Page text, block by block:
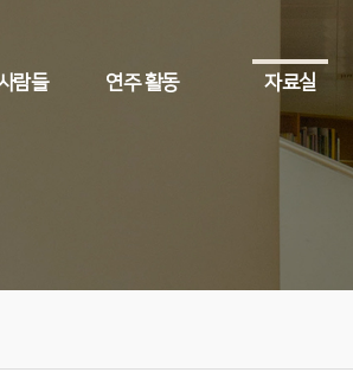
람들 연주 활동 자료실